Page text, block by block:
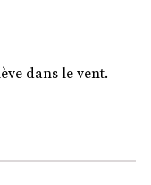
dans le vent.